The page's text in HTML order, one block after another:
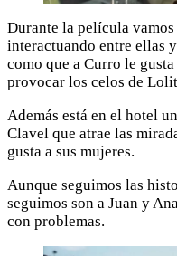
Durante la película
interactuando entre ellas
como que a Curro le
provocar los celos de
Además está en el hotel
Clavel que atrae las
gusta a sus mujeres.
Aunque seguimos las
seguimos son a Juan y
con problemas.